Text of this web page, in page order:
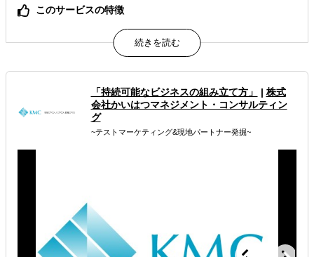
このサービスの特徴
世界最大級のBtoBオンラインプラットフォーム
日本にいながら、世界中に取引先を見つけることができる
どの国に何がどんな値段で売れるか、全世界向けに市場調
査ができる
属するジャンル
海外市場調査・マーケティング
どの国に進出するべきか決めたい
有効なプロモーション方法を探している
「持続可能なビジネスの組み立て方」 | 株式
会社かいはつマネジメント・コンサルティン
グ
~テストマーケティング&現地パートナー発掘~